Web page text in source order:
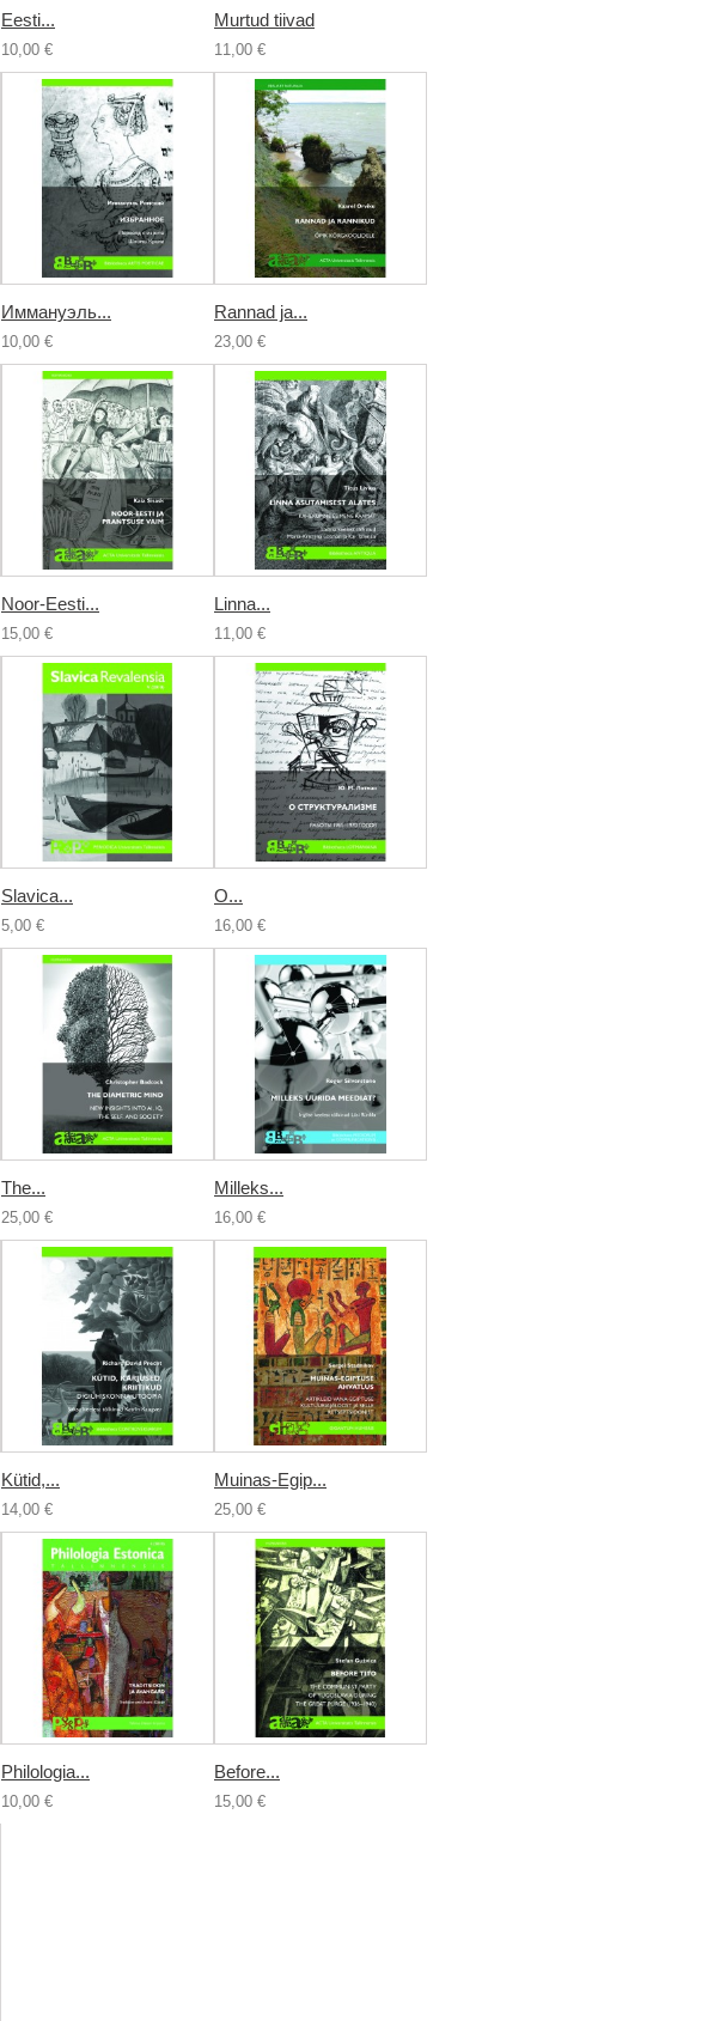
Eesti...
10,00 €
Murtud tiivad
11,00 €
Иммануэль...
10,00 €
Rannad ja...
23,00 €
Noor-Eesti...
15,00 €
Linna...
11,00 €
Slavica...
5,00 €
О...
16,00 €
The...
25,00 €
Milleks...
16,00 €
Kütid,...
14,00 €
Muinas-Egip...
25,00 €
Philologia...
10,00 €
Before...
15,00 €